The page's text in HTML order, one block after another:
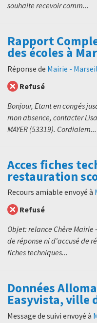
souhaite recevoir comm...
Rapport
des écoles à
Réponse de Mairie -
Refusé
Bonjour, Etant en congés
mon absence, contacter
MAYER (53319). Cordialem...
Acces fiches
restauration
Recours amiable envoyé à
Refusé
Objet: relance Chère Mairie
de réponse ni d'accusé de
fiches techniques...
Données
Easyvista, ville
Message de suivi envoyé à